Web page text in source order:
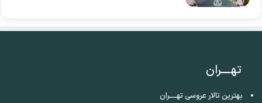
تهــــران
بهترین تالار عروسی تهــــران